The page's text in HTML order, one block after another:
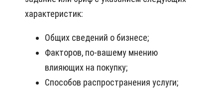
характеристик:
Общих сведений о бизнесе;
Факторов, по-вашему мнению
влияющих на покупку;
Способов распространения услуги;